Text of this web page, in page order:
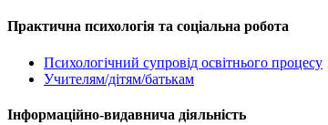
Практична психологія та соціальна робота
Психологічний супровід освітнього процесу
Учителям/дітям/батькам
Інформаційно-видавнича діяльність